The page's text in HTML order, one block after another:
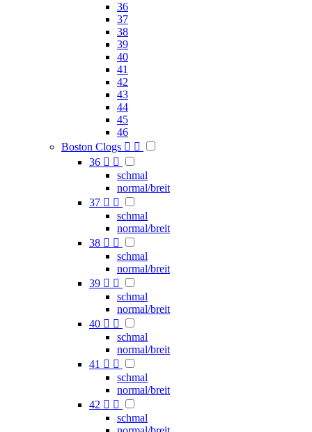
36
37
38
39
40
41
42
43
44
45
46
Boston Clogs  
36  
schmal
normal/breit
37  
schmal
normal/breit
38  
schmal
normal/breit
39  
schmal
normal/breit
40  
schmal
normal/breit
41  
schmal
normal/breit
42  
schmal